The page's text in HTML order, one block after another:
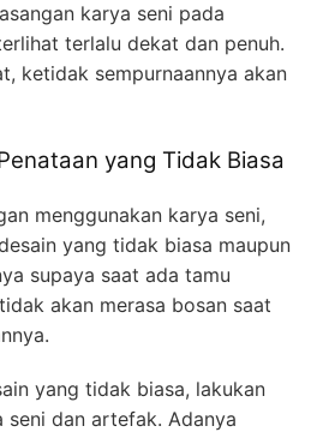
karya seni pada
terlalu dekat dan penuh.
ketidak sempurnaannya akan
yang Tidak Biasa
menggunakan karya seni,
yang tidak biasa maupun
supaya saat ada tamu
akan merasa bosan saat
yang tidak biasa, lakukan
seni dan artefak. Adanya